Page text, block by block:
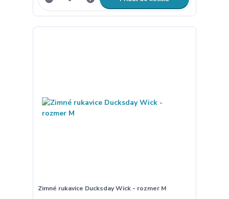
Zimné rukavice Ducksday Wick - rozmer M